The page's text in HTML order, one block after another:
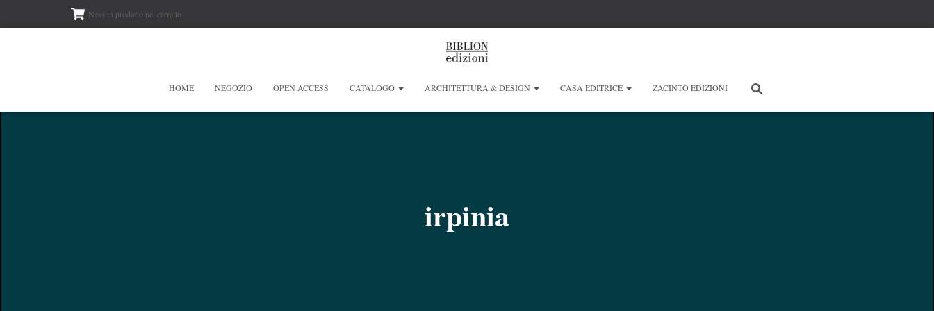
Nessun prodotto nel carrello.
HOME NEGOZIO OPEN ACCESS CATALOGO ARCHITETTURA & DESIGN CASA EDITRICE ZACINTO EDIZIONI
irpinia